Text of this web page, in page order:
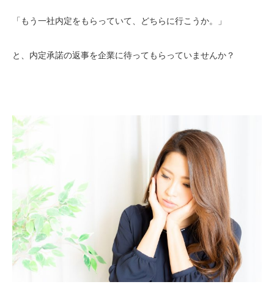
「もう一社内定をもらっていて、どちらに行こうか。」
と、内定承諾の返事を企業に待ってもらっていませんか？